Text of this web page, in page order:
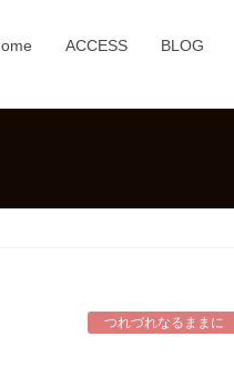
ACCESS BLOG
つれづれなるままに